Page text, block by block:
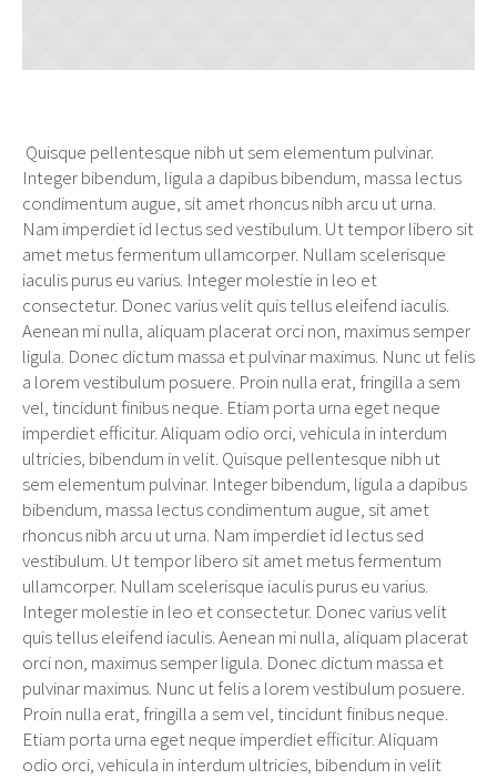
Quisque pellentesque nibh ut sem elementum pulvinar.
Integer bibendum, ligula a dapibus bibendum, massa lectus
condimentum augue, sit amet rhoncus nibh arcu ut urna.
Nam imperdiet id lectus sed vestibulum. Ut tempor libero sit
amet metus fermentum ullamcorper. Nullam scelerisque
iaculis purus eu varius. Integer molestie in leo et
consectetur. Donec varius velit quis tellus eleifend iaculis.
Aenean mi nulla, aliquam placerat orci non, maximus semper
ligula. Donec dictum massa et pulvinar maximus. Nunc ut felis
a lorem vestibulum posuere. Proin nulla erat, fringilla a sem
vel, tincidunt finibus neque. Etiam porta urna eget neque
imperdiet efficitur. Aliquam odio orci, vehicula in interdum
ultricies, bibendum in velit. Quisque pellentesque nibh ut
sem elementum pulvinar. Integer bibendum, ligula a dapibus
bibendum, massa lectus condimentum augue, sit amet
rhoncus nibh arcu ut urna. Nam imperdiet id lectus sed
vestibulum. Ut tempor libero sit amet metus fermentum
ullamcorper. Nullam scelerisque iaculis purus eu varius.
Integer molestie in leo et consectetur. Donec varius velit
quis tellus eleifend iaculis. Aenean mi nulla, aliquam placerat
orci non, maximus semper ligula. Donec dictum massa et
pulvinar maximus. Nunc ut felis a lorem vestibulum posuere.
Proin nulla erat, fringilla a sem vel, tincidunt finibus neque.
Etiam porta urna eget neque imperdiet efficitur. Aliquam
odio orci, vehicula in interdum ultricies, bibendum in velit